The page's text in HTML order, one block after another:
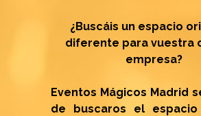
¿Buscáis un espacio
diferente para vuestra
empresa?
Eventos Mágicos Madrid
de buscaros el